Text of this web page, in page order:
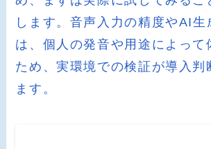
します。音声入力の精度やAI生
は、個人の発音や用途によって
ため、実環境での検証が導入判
ます。